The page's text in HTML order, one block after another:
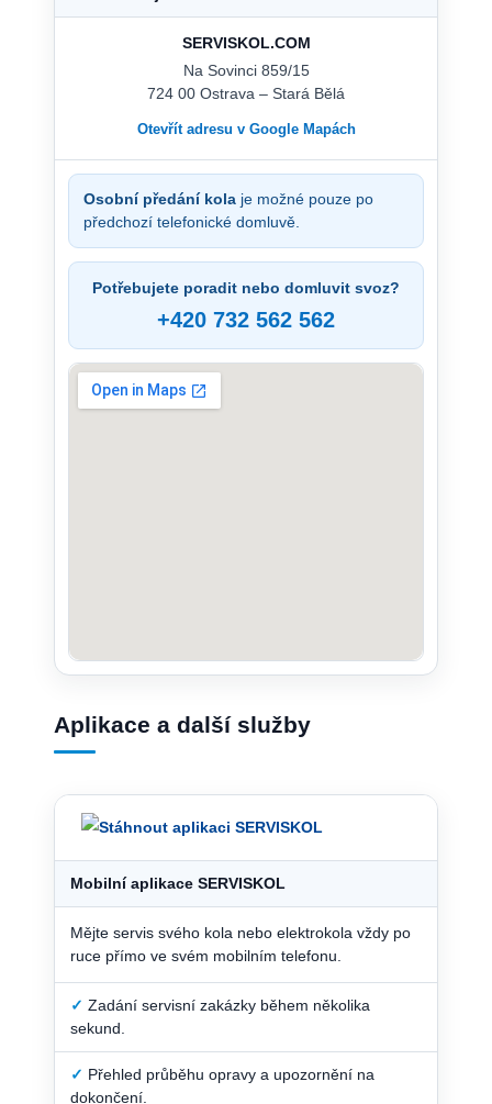
SERVISKOL.COM
Na Sovinci 859/15
724 00 Ostrava – Stará Bělá
Otevřít adresu v Google Mapách
Osobní předání kola je možné pouze po
předchozí telefonické domluvě.
Potřebujete poradit nebo domluvit svoz?
+420 732 562 562
Aplikace a další služby
Mobilní aplikace SERVISKOL
Mějte servis svého kola nebo elektrokola vždy po
ruce přímo ve svém mobilním telefonu.
✓ Zadání servisní zakázky během několika
sekund.
✓ Přehled průběhu opravy a upozornění na
dokončení.